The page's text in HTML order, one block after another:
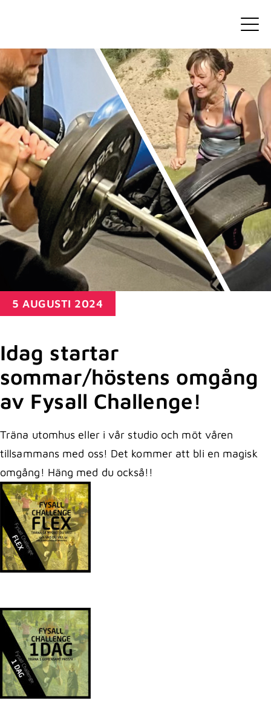
5 AUGUSTI 2024
Idag startar
sommar/höstens omgång
av Fysall Challenge!
Träna utomhus eller i vår studio och möt våren
tillsammans med oss! Det kommer att bli en magisk
omgång! Häng med du också!!